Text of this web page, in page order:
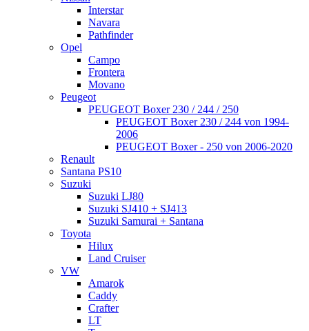
Interstar
Navara
Pathfinder
Opel
Campo
Frontera
Movano
Peugeot
PEUGEOT Boxer 230 / 244 / 250
PEUGEOT Boxer 230 / 244 von 1994-
2006
PEUGEOT Boxer - 250 von 2006-2020
Renault
Santana PS10
Suzuki
Suzuki LJ80
Suzuki SJ410 + SJ413
Suzuki Samurai + Santana
Toyota
Hilux
Land Cruiser
VW
Amarok
Caddy
Crafter
LT